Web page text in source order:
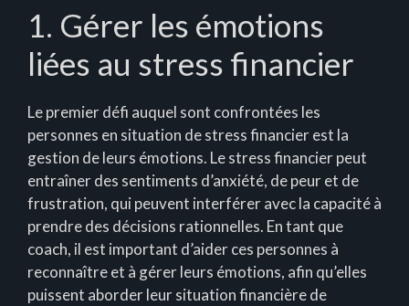
1. Gérer les émotions
liées au stress financier
Le premier défi auquel sont confrontées les
personnes en situation de stress financier est la
gestion de leurs émotions. Le stress financier peut
entraîner des sentiments d’anxiété, de peur et de
frustration, qui peuvent interférer avec la capacité à
prendre des décisions rationnelles. En tant que
coach, il est important d’aider ces personnes à
reconnaître et à gérer leurs émotions, afin qu’elles
puissent aborder leur situation financière de